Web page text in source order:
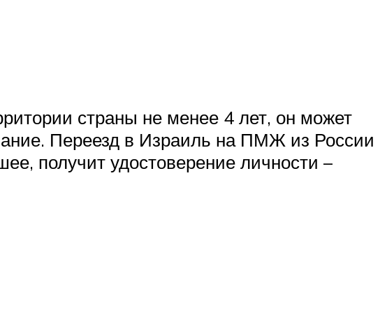
страны не менее 4 лет, он может
Переезд в Израиль на ПМЖ из России
получит удостоверение личности –